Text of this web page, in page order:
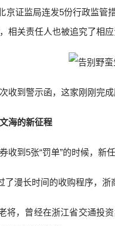
京证监局连发5份行政监
相关责任人也被追究了相应
收到警示函，这家刚刚完
海的新征程
收到5张“罚单”的时候，新
了漫长时间的收购程序，
将，曾经在浙江省交通投